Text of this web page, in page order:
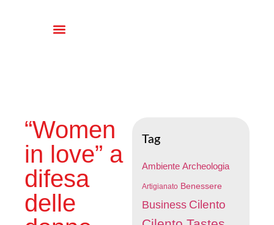
“Women
in love” a
difesa
delle
Tag
Ambiente Archeologia
Artigianato Benessere
Business Cilento